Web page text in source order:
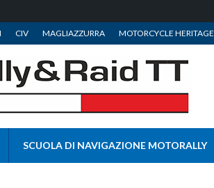
CIV MAGLIAZZURRA MOTORCYCLE HERITAGE
SCUOLA DI NAVIGAZIONE MOTORALLY